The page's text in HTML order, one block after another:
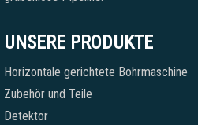
UNSERE PRODUKTE
Horizontale gerichtete Bohrmaschine
Zubehör und Teile
Detektor